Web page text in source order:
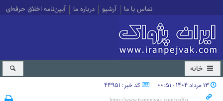
تماس با ما آرشیو درباره ما آیین‌نامه اخلاق حرفه‌ای
خانه
۱۳ مرداد ۱۴۰۴ - ۰۰:۵۱ کد خبر: 44951